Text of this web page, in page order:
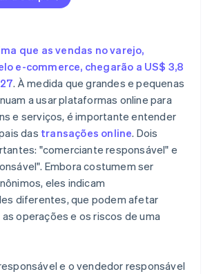
que as vendas no varejo,
e-commerce, chegarão a US$ 3,8
. À medida que grandes e pequenas
a usar plataformas online para
e serviços, é importante entender
das transações online. Dois
"comerciante responsável" e
Embora costumem ser
eles indicam
diferentes, que podem afetar
operações e os riscos de uma
e o vendedor responsável